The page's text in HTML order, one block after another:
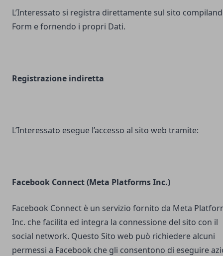
L’Interessato si registra direttamente sul sito
Form e fornendo i propri Dati.
Registrazione indiretta
L’Interessato esegue l’accesso al sito web tramite:
Facebook Connect (Meta Platforms Inc.)
Facebook Connect è un servizio fornito da Meta
Inc. che facilita ed integra la connessione del sito con il
social network. Questo Sito web può richiedere alcuni
permessi a Facebook che gli consentono di eseguire